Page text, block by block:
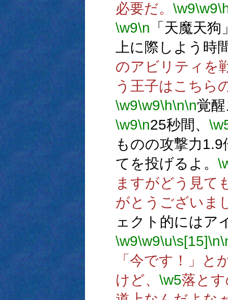
必要だ。 \w9\w9
\w9\n 「天魔天
上に際しよう時
のアビリティを
う王子はこちら
\w9\w9\h\n\n覚
\w9\n25秒間、
ものの攻撃力1.9
てを投げるよ。
ますがどう見て
がとうございま
ェクト的にはア
\w9\w9\u\s[15]\n
「今です！」
けど、 \w5落と